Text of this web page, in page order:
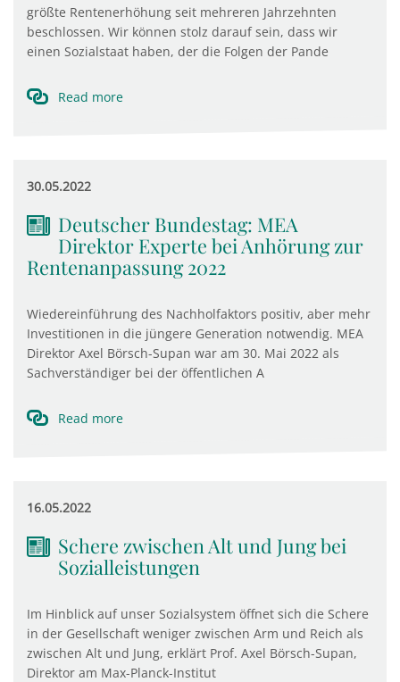
größte Rentenerhöhung seit mehreren Jahrzehnten
beschlossen. Wir können stolz darauf sein, dass wir
einen Sozialstaat haben, der die Folgen der Pande
Read more
30.05.2022
Deutscher Bundestag: MEA
Direktor Experte bei Anhörung zur
Rentenanpassung 2022
Wiedereinführung des Nachholfaktors positiv, aber mehr
Investitionen in die jüngere Generation notwendig. MEA
Direktor Axel Börsch-Supan war am 30. Mai 2022 als
Sachverständiger bei der öffentlichen A
Read more
16.05.2022
Schere zwischen Alt und Jung bei
Sozialleistungen
Im Hinblick auf unser Sozialsystem öffnet sich die Schere
in der Gesellschaft weniger zwischen Arm und Reich als
zwischen Alt und Jung, erklärt Prof. Axel Börsch-Supan,
Direktor am Max-Planck-Institut